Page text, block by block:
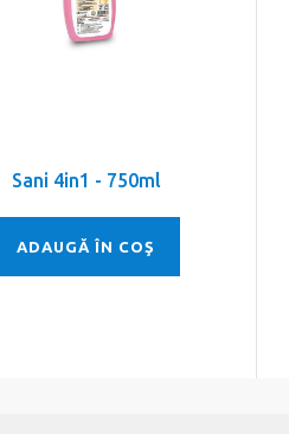
Sani 4in1 - 750ml
ADAUGĂ ÎN COŞ